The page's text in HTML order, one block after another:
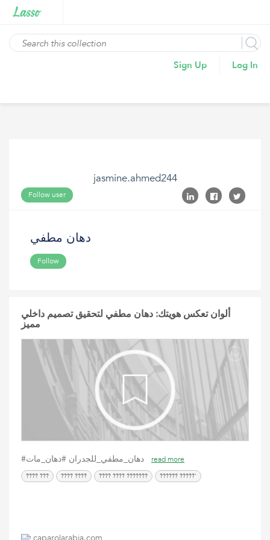
Sign Up Log In
jasmine.ahmed244
Follow user
دهان مطفي
Follow
ألوان تعكس هويتك: دهان مطفي لتحقيق تصميم داخلي
مميز
read more
???? ??? ???? ???? ???? ???? ??????? ?????? ?????'